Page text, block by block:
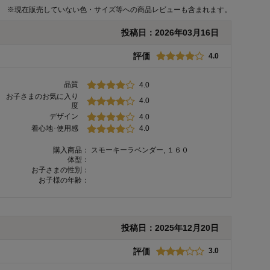
※現在販売していない色・サイズ等への商品レビューも含まれます。
投稿日： 2026年03月16日
評価 4.0
品質
4.0
お子さまのお気に入り
度
4.0
デザイン
4.0
着心地･使用感
4.0
購入商品：
スモーキーラベンダー, １６０
体型：
お子さまの性別：
お子様の年齢：
投稿日： 2025年12月20日
評価 3.0